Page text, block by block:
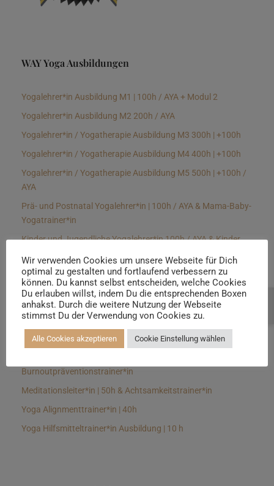
WAY Yoga Ausbildungen
Yogalehrer*in Ausbildung M1 | 100h / AYA + Modul 2
Yogalehrer*in Ausbildung M2 200h / AYA
Yogalehrer*in / Yogatherapie Ausbildung M3 300h | +100h
Yogalehrer*in / Yogatherapie Ausbildung M4 400h | +100h
Yogalehrer*in / Yogatherapie Ausbildung M5 500h | +100h /
AYA
Prä- und Postnatal Yogalehrer*in | 100h / AYA & Mama-Baby-
Yogatrainer*in
Kinder und Jugendliche Yogalehrer*in 100h / AYA & Kinder
Yin Yogalehrer*in | 100 h & Faszientrainer*in
Hormon Yogalehrer*in / Yogatherapeut*in &
Stressmanagementtrainer*in | 70h
Longevitytrainer*in
Burnoutpräventionstrainer*in
Meditationsleiter*in | 50h & Achtsamkeitstrainer*in
Yoga Alignmenttrainer*in | 40h
Yoga Hilfsmitteltrainer*in Ausbildung | 10 h
Wir verwenden Cookies um unsere Webseite für Dich
optimal zu gestalten und fortlaufend verbessern zu
können. Du kannst selbst entscheiden, welche Cookies
Du erlauben willst, indem Du die entsprechenden Boxen
anhakst. Durch die weitere Nutzung der Webseite
stimmst Du der Verwendung von Cookies zu.
Alle Cookies akzeptieren Cookie Einstellung wählen
Beratung buchen